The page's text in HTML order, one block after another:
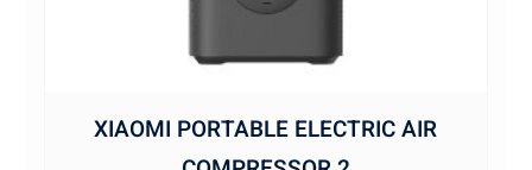
XIAOMI PORTABLE ELECTRIC AIR